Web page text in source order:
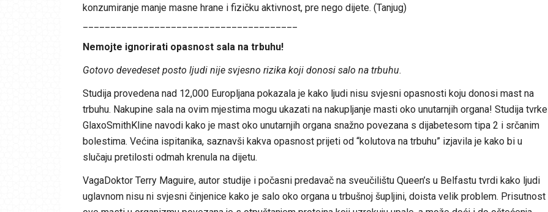
konzumiranje manje masne hrane i fizičku aktivnost, pre nego dijete. (Tanjug)
Nemojte ignorirati opasnost sala na trbuhu!
Gotovo devedeset posto ljudi nije svjesno rizika koji donosi salo na trbuhu.
Studija provedena nad 12,000 Europljana pokazala je kako ljudi nisu svjesni opasnosti koju donosi mast na
trbuhu. Nakupine sala na ovim mjestima mogu ukazati na nakupljanje masti oko unutarnjih organa! Studija tvrke
GlaxoSmithKline navodi kako je mast oko unutarnjih organa snažno povezana s dijabetesom tipa 2 i srčanim
bolestima. Većina ispitanika, saznavši kakva opasnost prijeti od “kolutova na trbuhu” izjavila je kako bi u
slučaju pretilosti odmah krenula na dijetu.
VagaDoktor Terry Maguire, autor studije i počasni predavač na sveučilištu Queen’s u Belfastu tvrdi kako ljudi
uglavnom nisu ni svjesni činjenice kako je salo oko organa u trbušnoj šupljini, doista velik problem. Prisutnost